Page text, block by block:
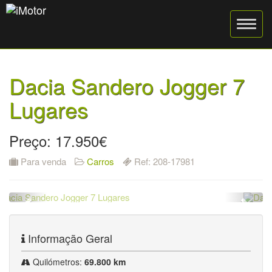
Dacia Sandero Jogger 7
Lugares
Preço: 17.950€
Para venda Carros Ref: 208-17981
Informação Geral
Quilómetros: 69.800 km